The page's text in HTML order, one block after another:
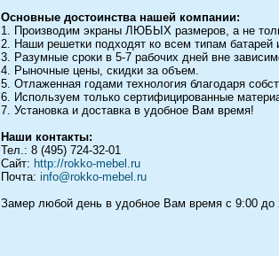
Основные достоинства нашей компании:
1. Производим экраны ЛЮБЫХ размеров, а не
2. Наши решетки подходят ко всем типам батарей
3. Разумные сроки в 5-7 рабочих дней вне
4. Рыночные цены, скидки за объем.
5. Отлаженная годами технология благодаря
6. Используем только сертифицированные
7. Установка и доставка в удобное Вам время!
Наши контакты:
Тел.: 8 (495) 724-32-01
Сайт: http://rokko-mebel.ru
Почта: info@rokko-mebel.ru
Замер любой день в удобное Вам время с 9:00 до